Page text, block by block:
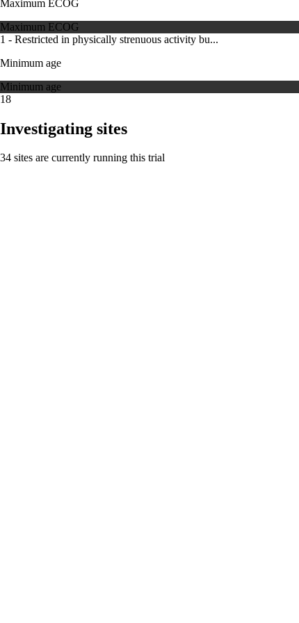
Maximum ECOG
Maximum ECOG
1 - Restricted in physically strenuous activity bu...
Minimum age
Minimum age
18
Investigating sites
34 sites are currently running this trial